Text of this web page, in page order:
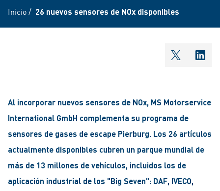
Inicio/ 26 nuevos sensores de NOx disponibles
Al incorporar nuevos sensores de NOx, MS Motorservice
International GmbH complementa su programa de
sensores de gases de escape Pierburg. Los 26 artículos
actualmente disponibles cubren un parque mundial de
más de 13 millones de vehículos, incluidos los de
aplicación industrial de los "Big Seven": DAF, IVECO,